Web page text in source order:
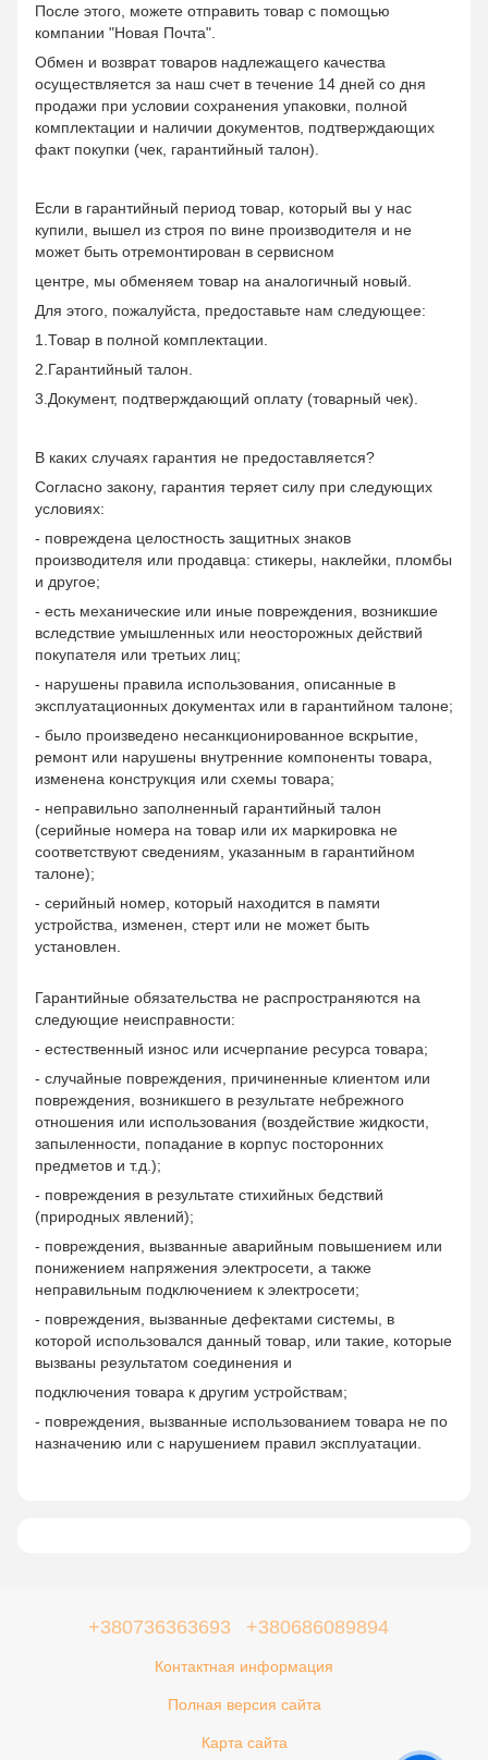
После этого, можете отправить товар с помощью
компании "Новая Почта".
Обмен и возврат товаров надлежащего качества
осуществляется за наш счет в течение 14 дней со дня
продажи при условии сохранения упаковки, полной
комплектации и наличии документов, подтверждающих
факт покупки (чек, гарантийный талон).
Если в гарантийный период товар, который вы у нас
купили, вышел из строя по вине производителя и не
может быть отремонтирован в сервисном
центре, мы обменяем товар на аналогичный новый.
Для этого, пожалуйста, предоставьте нам следующее:
1.Товар в полной комплектации.
2.Гарантийный талон.
3.Документ, подтверждающий оплату (товарный чек).
В каких случаях гарантия не предоставляется?
Согласно закону, гарантия теряет силу при следующих
условиях:
- повреждена целостность защитных знаков
производителя или продавца: стикеры, наклейки, пломбы
и другое;
- есть механические или иные повреждения, возникшие
вследствие умышленных или неосторожных действий
покупателя или третьих лиц;
- нарушены правила использования, описанные в
эксплуатационных документах или в гарантийном талоне;
- было произведено несанкционированное вскрытие,
ремонт или нарушены внутренние компоненты товара,
изменена конструкция или схемы товара;
- неправильно заполненный гарантийный талон
(серийные номера на товар или их маркировка не
соответствуют сведениям, указанным в гарантийном
талоне);
- серийный номер, который находится в памяти
устройства, изменен, стерт или не может быть
установлен.
Гарантийные обязательства не распространяются на
следующие неисправности:
- естественный износ или исчерпание ресурса товара;
- случайные повреждения, причиненные клиентом или
повреждения, возникшего в результате небрежного
отношения или использования (воздействие жидкости,
запыленности, попадание в корпус посторонних
предметов и т.д.);
- повреждения в результате стихийных бедствий
(природных явлений);
- повреждения, вызванные аварийным повышением или
понижением напряжения электросети, а также
неправильным подключением к электросети;
- повреждения, вызванные дефектами системы, в
которой использовался данный товар, или такие, которые
вызваны результатом соединения и
подключения товара к другим устройствам;
- повреждения, вызванные использованием товара не по
назначению или с нарушением правил эксплуатации.
+380736363693 +380686089894
Контактная информация
Полная версия сайта
Карта сайта